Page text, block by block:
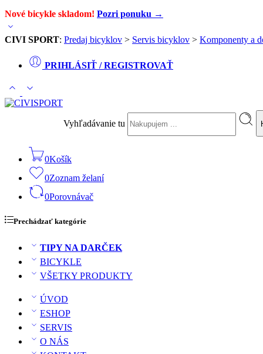
Nové bicykle skladom! Pozri ponuku →
CIVI SPORT: Predaj bicyklov > Servis bicyklov > Komponenty a
PRIHLÁSIŤ / REGISTROVAŤ
Vyhľadávanie tu
0Košík
0Zoznam želaní
0Porovnávač
Prechádzať kategórie
TIPY NA DARČEK
BICYKLE
VŠETKY PRODUKTY
ÚVOD
ESHOP
SERVIS
O NÁS